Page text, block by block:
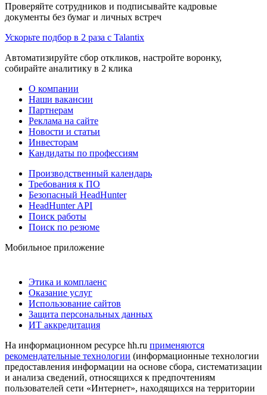
Проверяйте сотрудников и подписывайте кадровые
документы без бумаг и личных встреч
Ускорьте подбор в 2 раза с Talantix
Автоматизируйте сбор откликов, настройте воронку,
собирайте аналитику в 2 клика
О компании
Наши вакансии
Партнерам
Реклама на сайте
Новости и статьи
Инвесторам
Кандидаты по профессиям
Производственный календарь
Требования к ПО
Безопасный HeadHunter
HeadHunter API
Поиск работы
Поиск по резюме
Мобильное приложение
Этика и комплаенс
Оказание услуг
Использование сайтов
Защита персональных данных
ИТ аккредитация
На информационном ресурсе hh.ru применяются
рекомендательные технологии (информационные технологии
предоставления информации на основе сбора, систематизации
и анализа сведений, относящихся к предпочтениям
пользователей сети «Интернет», находящихся на территории